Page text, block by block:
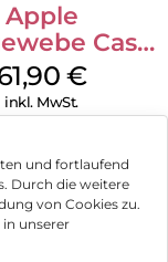
und fortlaufend
Durch die weitere
von Cookies zu.
unserer
Apple
Case
15 Pro
Schwarz
€
inkl. MwSt.